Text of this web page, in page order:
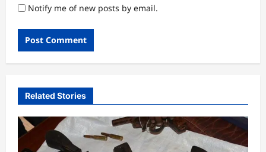
Notify me of new posts by email.
Related Stories